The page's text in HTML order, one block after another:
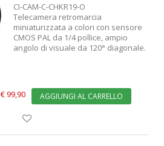
CI-CAM-C-CHKR19-O
Telecamera retromarcia
miniaturizzata a colori con sensore
CMOS PAL da 1/4 pollice, ampio
angolo di visuale da 120° diagonale.
€ 99,90 AGGIUNGI AL CARRELLO